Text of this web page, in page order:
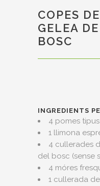
COPES
GELEA
BOSC
INGREDIENTS
4 pomes
1 llimona
4 cullerades
del bosc (sense
4 móres
1 cullerada